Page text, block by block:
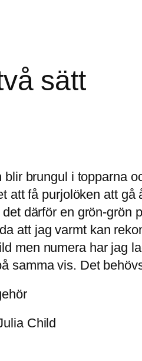
sätt
brungul i topparna
att få purjolöken att
därför en grön-grön
att jag varmt kan
men numera har jag
samma vis. Det
Child